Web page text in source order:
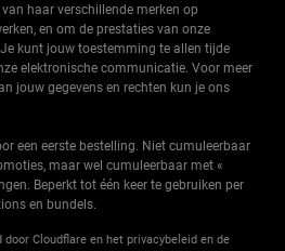
haar verschillende merken op
en om de prestaties van onze
kunt jouw toestemming te allen tijde
elektronische communicatie. Voor meer
jouw gegevens en rechten kun je ons
een eerste bestelling. Niet cumuleerbaar
maar wel cumuleerbaar met «
Beperkt tot één keer te gebruiken per
en bundels.
Cloudflare en het privacybeleid en de